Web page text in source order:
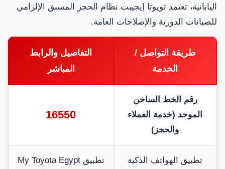
اليابانية، تعتمد تويوتا إيجيبت نظام الحجز المسبق الإلزامي
للصيانات الدورية والإصلاحات العامة.
طريقة التواصل /
الخدمة
التفاصيل والرابط
المباشر
رقم الخط الساخن
الموحد (خدمة العملاء
والحجز)
16550
تطبيق الهواتف الذكية
تطبيق My Toyota Egypt